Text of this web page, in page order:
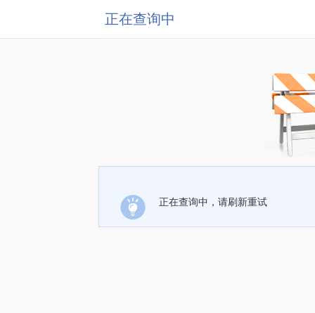
正在查询中
正在查询中，请刷新重试